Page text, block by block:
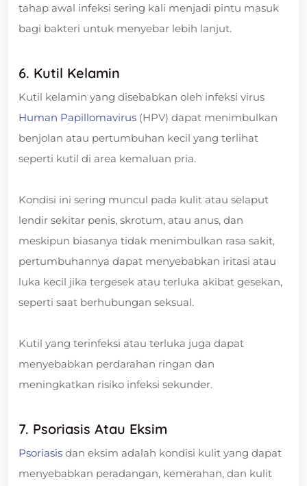
tahap awal infeksi sering kali menjadi pintu masuk
bagi bakteri untuk menyebar lebih lanjut.
6. Kutil Kelamin
Kutil kelamin yang disebabkan oleh infeksi virus
Human Papillomavirus (HPV) dapat menimbulkan
benjolan atau pertumbuhan kecil yang terlihat
seperti kutil di area kemaluan pria.
Kondisi ini sering muncul pada kulit atau selaput
lendir sekitar penis, skrotum, atau anus, dan
meskipun biasanya tidak menimbulkan rasa sakit,
pertumbuhannya dapat menyebabkan iritasi atau
luka kecil jika tergesek atau terluka akibat gesekan,
seperti saat berhubungan seksual.
Kutil yang terinfeksi atau terluka juga dapat
menyebabkan perdarahan ringan dan
meningkatkan risiko infeksi sekunder.
7. Psoriasis Atau Eksim
Psoriasis dan eksim adalah kondisi kulit yang dapat
menyebabkan peradangan, kemerahan, dan kulit